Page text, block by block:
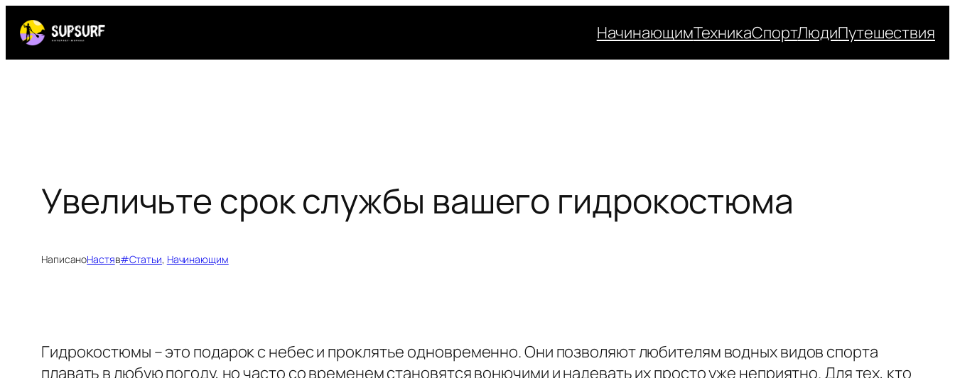
Перейти
содержимому
НачинающимТехникаСпортЛюдиПутешествия
Увеличьте срок службы вашего гидрокостюма
НаписаноНастяв#Статьи, Начинающим
Гидрокостюмы – это подарок с небес и проклятье одновременно. Они позволяют любителям водных видов спорта
плавать в любую погоду, но часто со временем становятся вонючими и надевать их просто уже неприятно. Для тех, кто